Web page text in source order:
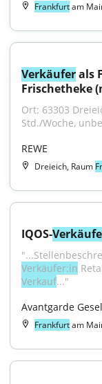
Frankfurtam
Verkäufer als
Frischetheke
Ort: 63303
Std./Woche,
REWE
Dreieich, Raum
IQOS-
Verkäufer:in
Verkauf..."
Avantgarde
Frankfurtam